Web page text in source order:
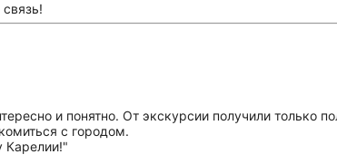
и понятно. От экскурсии получили только
с городом.